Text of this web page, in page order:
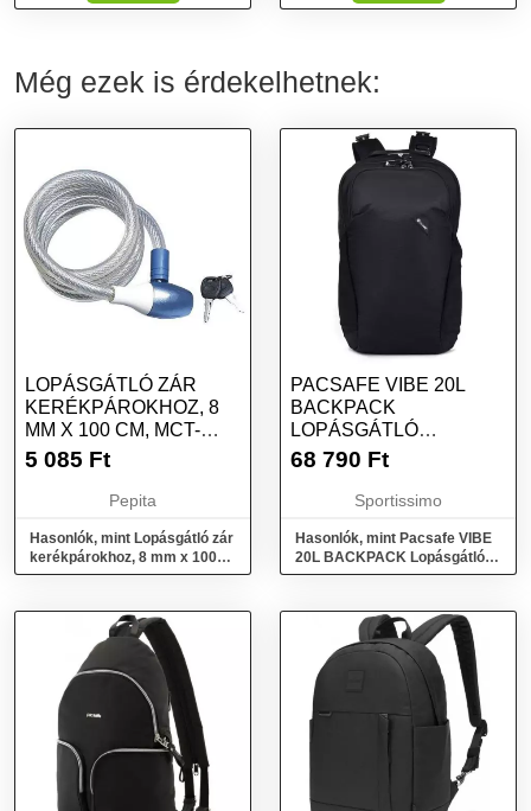
Még ezek is érdekelhetnek:
LOPÁSGÁTLÓ ZÁR
KERÉKPÁROKHOZ, 8
MM X 100 CM, MCT-
BYC21AB
5 085 Ft
Pepita
Hasonlók, mint Lopásgátló zár
kerékpárokhoz, 8 mm x 100
cm, MCT-BYC21AB
PACSAFE VIBE 20L
BACKPACK
LOPÁSGÁTLÓ
HÁTIZSÁK, FEKETE,
68 790 Ft
Sportissimo
Hasonlók, mint Pacsafe VIBE
20L BACKPACK Lopásgátló
hátizsák, fekete, méret